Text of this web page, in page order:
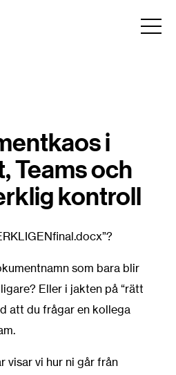
i
Teams och
kontroll
som bara blir
Eller i jakten på “rätt
att du frågar en kollega
visar vi hur ni går från